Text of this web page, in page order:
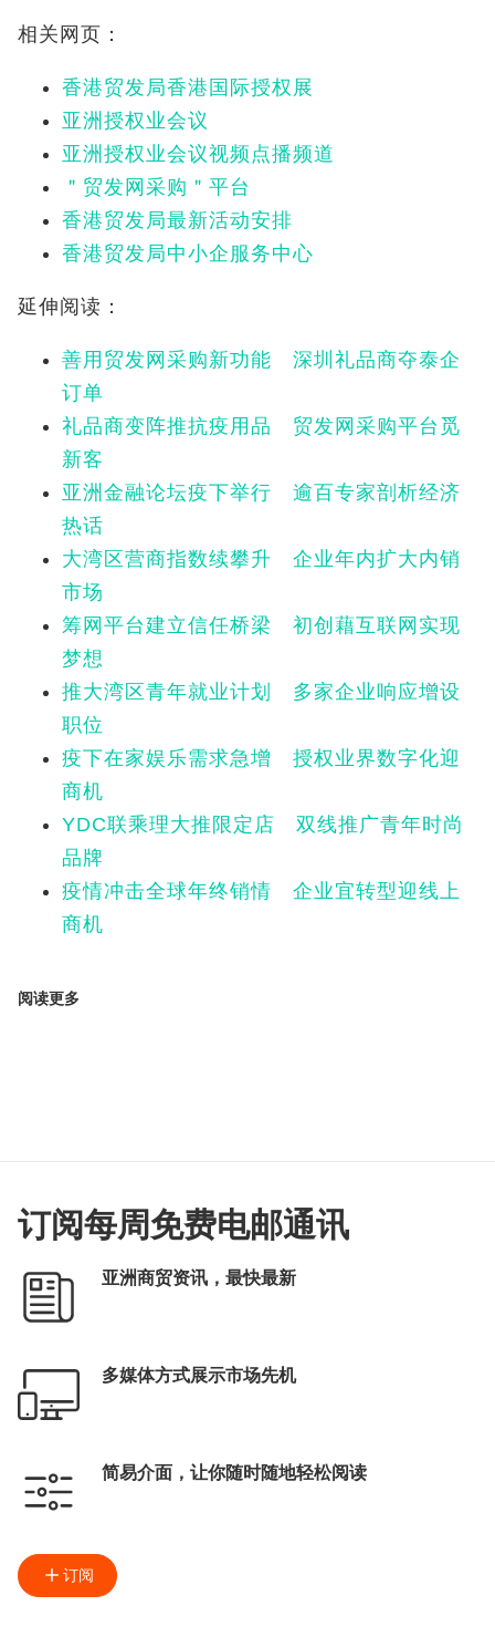
相关网页：
香港贸发局香港国际授权展
亚洲授权业会议
亚洲授权业会议视频点播频道
＂贸发网采购＂平台
香港贸发局最新活动安排
香港贸发局中小企服务中心
延伸阅读：
善用贸发网采购新功能 深圳礼品商夺泰企
订单
礼品商变阵推抗疫用品 贸发网采购平台觅
新客
亚洲金融论坛疫下举行 逾百专家剖析经济
热话
大湾区营商指数续攀升 企业年内扩大内销
市场
筹网平台建立信任桥梁 初创藉互联网实现
梦想
推大湾区青年就业计划 多家企业响应增设
职位
疫下在家娱乐需求急增 授权业界数字化迎
商机
YDC联乘理大推限定店 双线推广青年时尚
品牌
疫情冲击全球年终销情 企业宜转型迎线上
商机
阅读更多
订阅每周免费电邮通讯
亚洲商贸资讯，最快最新
多媒体方式展示市场先机
简易介面，让你随时随地轻松阅读
订阅